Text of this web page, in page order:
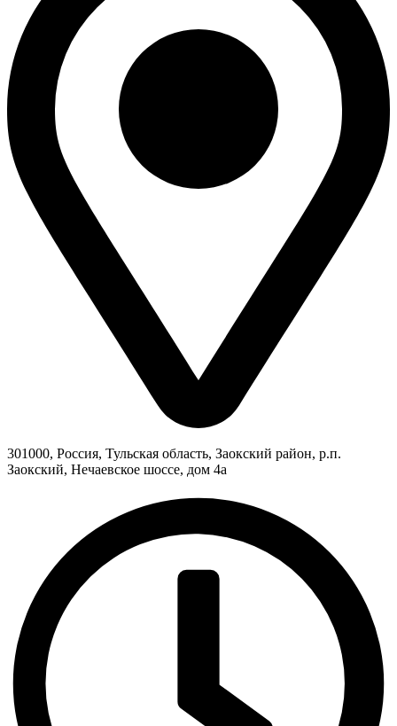
301000, Россия, Тульская область, Заокский район, р.п.
Заокский, Нечаевское шоссе, дом 4а